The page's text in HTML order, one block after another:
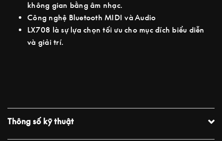
không gian bằng âm nhạc.
Công nghệ Bluetooth MIDI và Audio
LX708 là sự lựa chọn tối ưu cho mục đích biểu diễn
và giải trí.
Thông số kỹ thuật